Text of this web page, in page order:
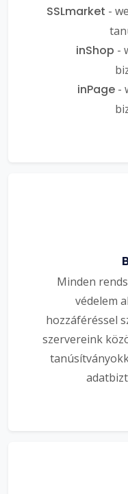
SSLmarket -
inShop -
inPage-
Minden
védelem
hozzáféréssel
szervereink